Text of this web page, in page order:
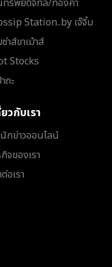
รัพย์ดิจิทัล/ทองคำ
Station..by เจ๊จิ๋ม
าส์ขาเม้าส์
Stocks
ถะ
วกับเรา
กข่าวออนไลน์
จของเรา
อเรา